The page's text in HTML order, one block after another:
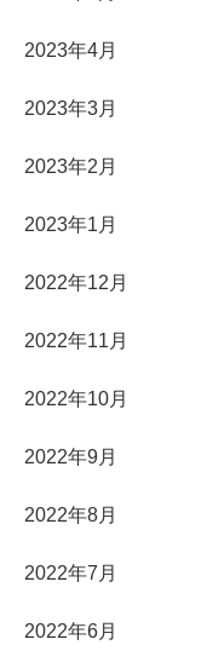
2023年4月
2023年3月
2023年2月
2023年1月
2022年12月
2022年11月
2022年10月
2022年9月
2022年8月
2022年7月
2022年6月